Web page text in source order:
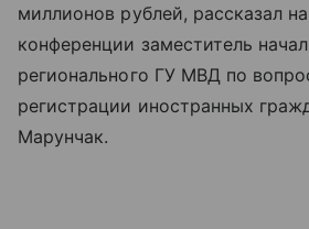
миллионов рублей, рассказал
конференции заместитель
регионального ГУ МВД по
регистрации иностранных
Марунчак.